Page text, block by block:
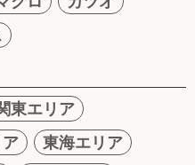
東エリア
東海エリア